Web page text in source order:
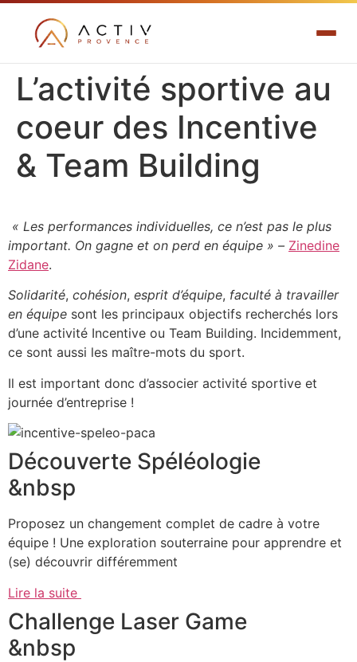
L’activité sportive au
coeur des Incentive
& Team Building
« Les performances individuelles, ce n’est pas le plus
important. On gagne et on perd en équipe » – Zinedine
Zidane.
Solidarité, cohésion, esprit d’équipe, faculté à travailler
en équipe sont les principaux objectifs recherchés lors
d’une activité Incentive ou Team Building. Incidemment,
ce sont aussi les maître-mots du sport.
Il est important donc d’associer activité sportive et
journée d’entreprise !
Découverte Spéléologie
&nbsp
Proposez un changement complet de cadre à votre
équipe ! Une exploration souterraine pour apprendre et
(se) découvrir différemment
Lire la suite
Challenge Laser Game
&nbsp